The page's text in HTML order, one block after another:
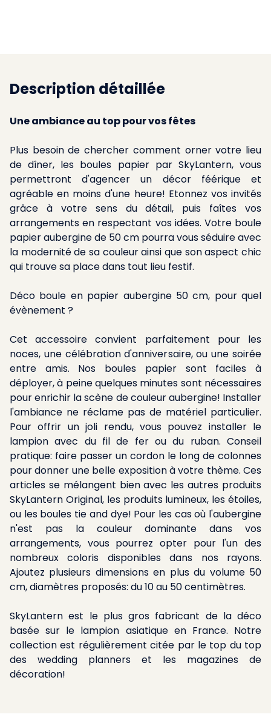
Description détaillée
Une ambiance au top pour vos fêtes
Plus besoin de chercher comment orner votre lieu
de dîner, les boules papier par SkyLantern, vous
permettront d'agencer un décor féérique et
agréable en moins d'une heure! Etonnez vos invités
grâce à votre sens du détail, puis faîtes vos
arrangements en respectant vos idées. Votre boule
papier aubergine de 50 cm pourra vous séduire avec
la modernité de sa couleur ainsi que son aspect chic
qui trouve sa place dans tout lieu festif.
Déco boule en papier aubergine 50 cm, pour quel
évènement ?
Cet accessoire convient parfaitement pour les
noces, une célébration d'anniversaire, ou une soirée
entre amis. Nos boules papier sont faciles à
déployer, à peine quelques minutes sont nécessaires
pour enrichir la scène de couleur aubergine! Installer
l'ambiance ne réclame pas de matériel particulier.
Pour offrir un joli rendu, vous pouvez installer le
lampion avec du fil de fer ou du ruban. Conseil
pratique: faire passer un cordon le long de colonnes
pour donner une belle exposition à votre thème. Ces
articles se mélangent bien avec les autres produits
SkyLantern Original, les produits lumineux, les étoiles,
ou les boules tie and dye! Pour les cas où l'aubergine
n'est pas la couleur dominante dans vos
arrangements, vous pourrez opter pour l'un des
nombreux coloris disponibles dans nos rayons.
Ajoutez plusieurs dimensions en plus du volume 50
cm, diamètres proposés: du 10 au 50 centimètres.
SkyLantern est le plus gros fabricant de la déco
basée sur le lampion asiatique en France. Notre
collection est régulièrement citée par le top du top
des wedding planners et les magazines de
décoration!